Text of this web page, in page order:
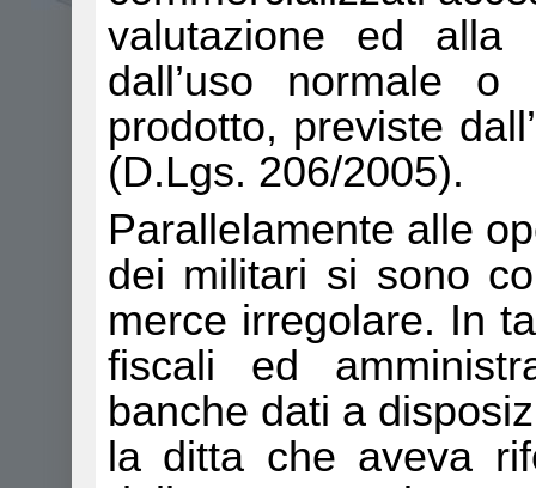
valutazione ed alla
dall’uso normale o
prodotto, previste
(D.Lgs. 206/2005).
Parallelamente alle
dei militari si sono
merce irregolare. In
fiscali ed
banche dati a
la ditta che aveva